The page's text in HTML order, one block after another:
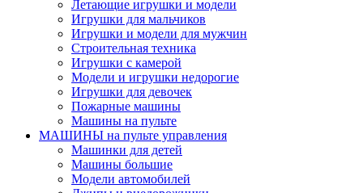
Летающие игрушки и модели
Игрушки для мальчиков
Игрушки и модели для мужчин
Строительная техника
Игрушки с камерой
Модели и игрушки недорогие
Игрушки для девочек
Пожарные машины
Машины на пульте
МАШИНЫ на пульте управления
Машинки для детей
Машины большие
Модели автомобилей